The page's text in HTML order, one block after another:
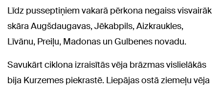
Līdz pusseptiņiem vakarā pērkona negaiss visvairāk
skāra Augšdaugavas, Jēkabpils, Aizkraukles,
Līvānu, Preiļu, Madonas un Gulbenes novadu.
Savukārt ciklona izraisītās vēja brāzmas vislielākās
bija Kurzemes piekrastē. Liepājas ostā ziemeļu vēja